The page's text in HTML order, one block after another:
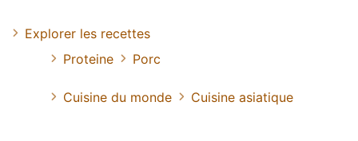
Explorer les recettes
Proteine
Porc
Cuisine du monde Cuisine asiatique